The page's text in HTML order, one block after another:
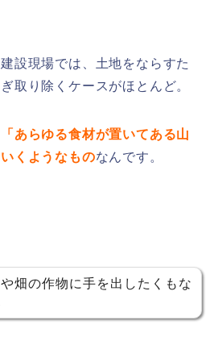
設現場では、土地をならすた
取り除くケースがほとんど。
「あらゆる食材が置いてある山
くようなものなんです。
畑の作物に手を出したくもな